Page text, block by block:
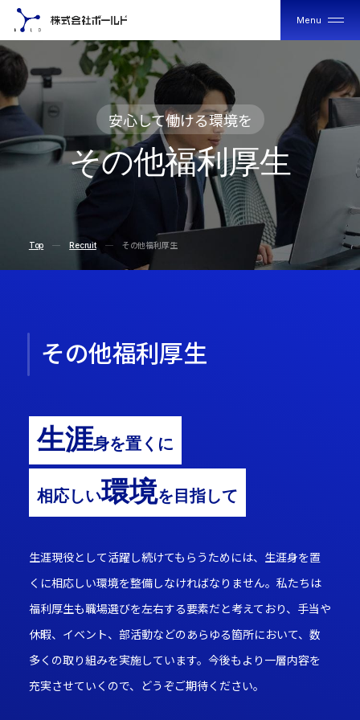
Menu
安心して働ける環境を
そ
の その他福利厚生
Top Recruit その他福利厚生
その他福利厚生
生涯身を置くに
相応しい環境を目指して
生涯現役として活躍し続けてもらうためには、生涯身を置
くに相応しい環境を整備しなければなりません。私たちは
福利厚生も職場選びを左右する要素だと考えており、手当や
休暇、イベント、部活動などのあらゆる箇所において、数
多くの取り組みを実施しています。今後もより一層内容を
充実させていくので、どうぞご期待ください。